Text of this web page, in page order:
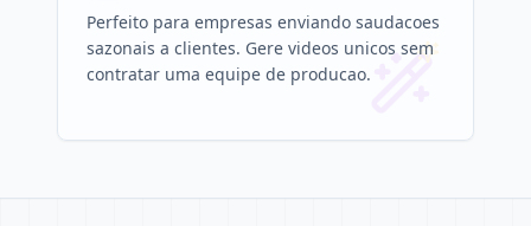
Perfeito para empresas enviando saudacoes
sazonais a clientes. Gere videos unicos sem
contratar uma equipe de producao.